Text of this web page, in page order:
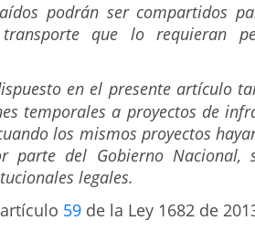
podrán ser compartidos
que lo requieran
en el presente artículo
temporales a proyectos de
los mismos proyectos
parte del Gobierno Nacional,
legales.
59 de la Ley 1682 de